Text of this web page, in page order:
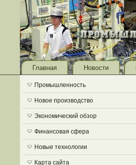
Главная Новости
Промышленность
Новое производство
Экономический обзор
Финансовая сфера
Новые технологии
Карта сайта